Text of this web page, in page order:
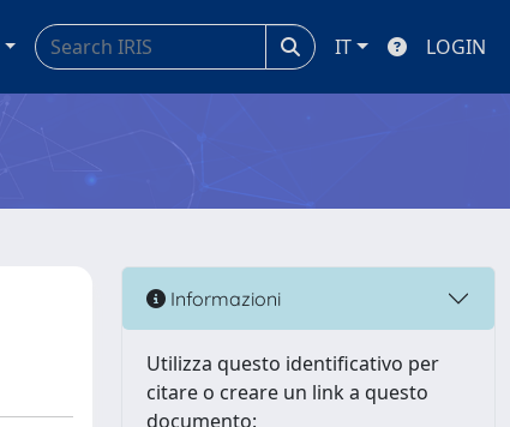
IT LOGIN
Informazioni
Utilizza questo identificativo per
citare o creare un link a questo
documento: